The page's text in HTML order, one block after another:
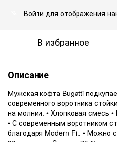
Войти для отображения
В избранное
Описание
Мужская кофта Bugatti
современного воротника
на молнии. • Хлопковая смесь
• С современным воротником
благодаря Modern Fit. • Можно